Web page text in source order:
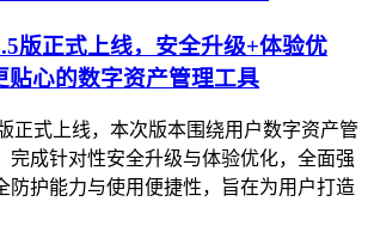
版正式上线，安全升级+体验优
贴心的数字资产管理工具
正式上线，本次版本围绕用户数字资产管
完成针对性安全升级与体验优化，全面强
防护能力与使用便捷性，旨在为用户打造